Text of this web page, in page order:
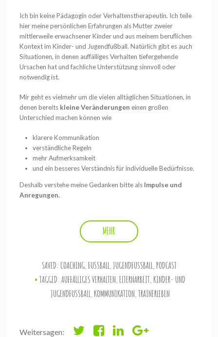
Ich bin keine Pädagogin oder Verhaltenstherapeutin. Ich teile
hier meine persönlichen Erfahrungen als Mutter zweier
mittlerweile erwachsener Kinder und aus meinem beruflichen
Kontext im Kinder- und Jugendfußball. Natürlich gibt es auch
Situationen, in denen auffälliges Verhalten tiefergehende
Ursachen hat und fachliche Unterstützung sinnvoll oder
notwendig ist.
Mir geht es vielmehr um die vielen alltäglichen Situationen, in
denen bereits kleine Veränderungen einen großen
Unterschied machen können wie
klarere Kommunikation
verständliche Regeln
mehr Aufmerksamkeit
und ein besseres Verständnis für individuelle Bedürfnisse.
Deshalb verstehe meine Gedanken bitte als Impulse und
Anregungen.
MEHR
SAVED: COACHING,FUSSBALL,JUGENDFUSSBALL,PODCAST
TAGGED:AUFFÄLLIGES VERHALTEN,ELTERNARBEIT, KINDER- UND
JUGENDFUSSBALL, KOMMUNIKATION,TRAINERLEBEN
Weitersagen: